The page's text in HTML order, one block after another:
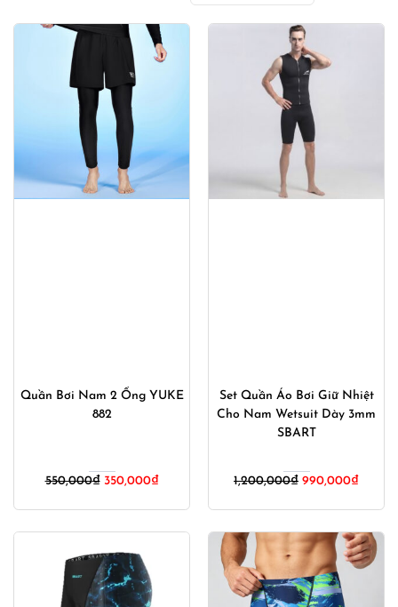
Quần Bơi Nam 2 Ống YUKE
882
550,000₫ Giá
550,000₫.
350,000₫Giá
là:
Set Quần Áo Bơi Giữ Nhiệt
Cho Nam Wetsuit Dày 3mm
SBART
1,200,000₫ 990,000₫